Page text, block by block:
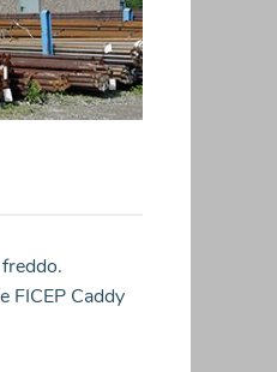
FICEP Caddy